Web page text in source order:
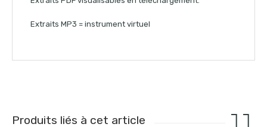
Extraits MP3 = instrument virtuel
Produits liés à cet article